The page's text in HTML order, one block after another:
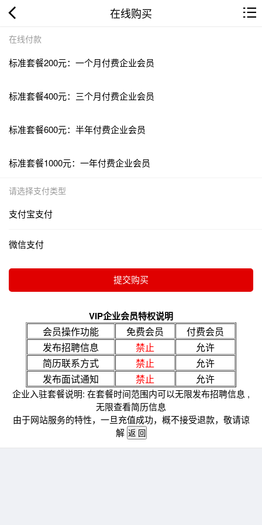
在线购买
在线付款
标准套餐200元：一个月付费企业会员
标准套餐400元：三个月付费企业会员
标准套餐600元：半年付费企业会员
标准套餐1000元：一年付费企业会员
请选择支付类型
支付宝支付
微信支付
VIP企业会员特权说明
会员操作功能 免费会员
付费会员
发布招聘信息
禁止
允许
简历联系方式
禁止
允许
发布面试通知
禁止 允许
企业入驻套餐说明: 在套餐时间范围内可以无限发布招聘信息 ,
无限查看简历信息
由于网站服务的特性，一旦充值成功，概不接受退款，敬请谅
解